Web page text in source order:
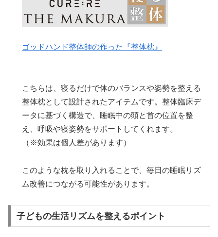
ゴッドハンド整体師の作った『整体枕』
こちらは、寝るだけで体のバランスや姿勢を整える
整体枕として設計されたアイテムです。整体臨床デ
ータに基づく構造で、睡眠中の頭と首の位置を整
え、呼吸や寝姿勢をサポートしてくれます。
（※効果は個人差があります）
このような枕を取り入れることで、毎日の睡眠リズ
ム改善につながる可能性があります。
子どもの生活リズムを整えるポイント